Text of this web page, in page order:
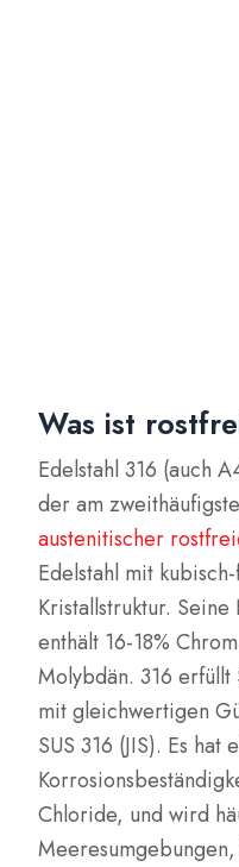
Was ist
Edelstahl 316 (auch
der am
austenitischer
Edelstahl mit
Kristallstruktur.
enthält 16-18%
Molybdän. 316
mit gleichwertigen
SUS 316 (JIS). Es
Chloride, und wird